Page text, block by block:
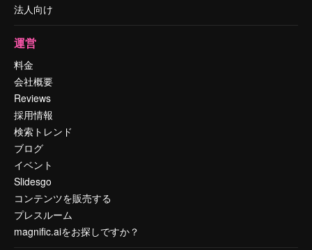
法人向け
運営
料金
会社概要
Reviews
採用情報
検索トレンド
ブログ
イベント
Slidesgo
コンテンツを販売する
プレスルーム
magnific.aiをお探しですか？